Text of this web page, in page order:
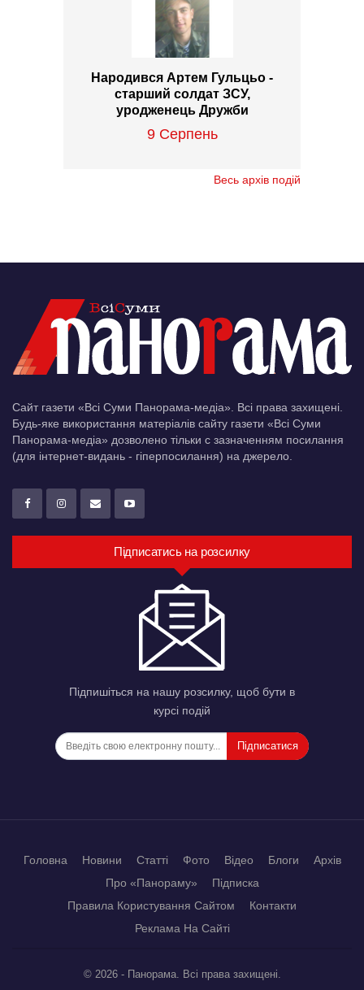
Народився Артем Гульцьо -
старший солдат ЗСУ,
уродженець Дружби
9 Серпень
Весь архів подій
Сайт газети «Всі Суми Панорама-медіа». Всі права захищені.
Будь-яке використання матеріалів сайту газети «Всі Суми
Панорама-медіа» дозволено тільки c зазначенням посилання
(для інтернет-видань - гіперпосилання) на джерело.
Підписатись на розсилку
Підпишіться на нашу розсилку, щоб бути в
курсі подій
Підписатися
Головна Новини Статті Фото Відео Блоги
Архів
Про «Панораму»
Підписка
Правила Користування Сайтом
Контакти
Реклама На Сайті
© 2026 - Панорама. Всі права захищені.